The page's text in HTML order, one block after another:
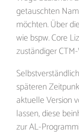
getauschten
möchten. Über
wie bspw. Core
zuständiger
späteren
aktuelle Version
lassen, diese
zur AL-